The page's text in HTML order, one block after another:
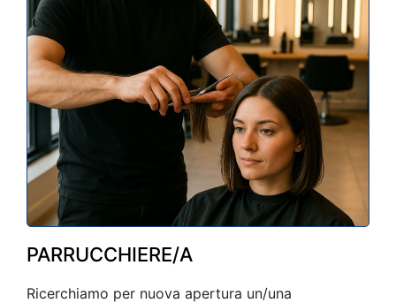
PARRUCCHIERE/A
Ricerchiamo per nuova apertura un/una